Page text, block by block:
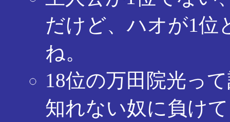
だけど、ハオが1位
ね。
18位の万田院光っ
知れない奴に負け